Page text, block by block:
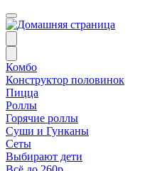
Комбо
Конструктор половинок
Пицца
Роллы
Горячие роллы
Суши и Гунканы
Сеты
Выбирают дети